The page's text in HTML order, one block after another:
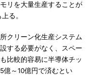
リを大量生産することが
る。
クリーン化生産システム
する必要がなく、スペー
比較的容易に半導体チッ
億～10億円で済むとい